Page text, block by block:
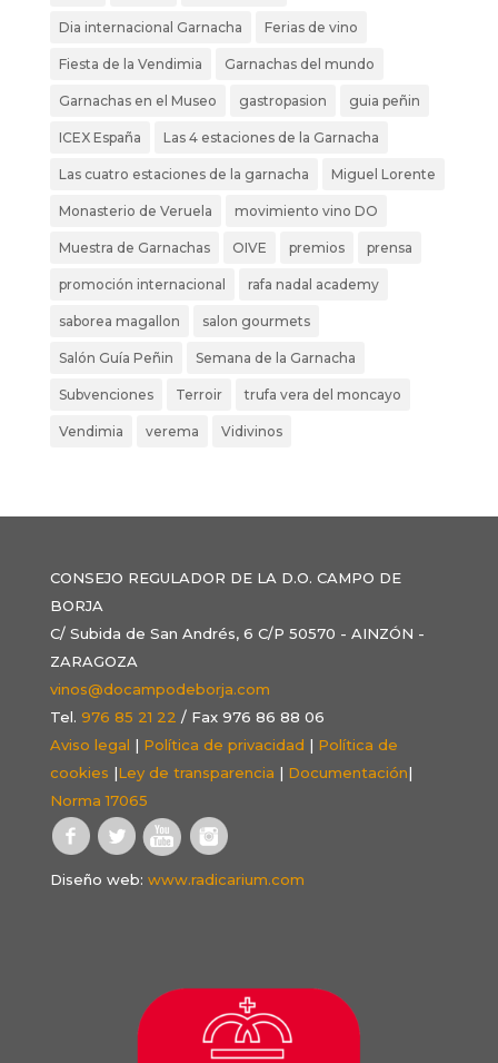
Dia internacional Garnacha Ferias de vino
Fiesta de la Vendimia Garnachas del mundo
Garnachas en el Museo gastropasion guia peñin
ICEX España Las 4 estaciones de la Garnacha
Las cuatro estaciones de la garnacha Miguel Lorente
Monasterio de Veruela movimiento vino DO
Muestra de Garnachas OIVE premios prensa
promoción internacional rafa nadal academy
saborea magallon salon gourmets
Salón Guía Peñin Semana de la Garnacha
Subvenciones Terroir trufa vera del moncayo
Vendimia verema Vidivinos
CONSEJO REGULADOR DE LA D.O. CAMPO DE
BORJA
C/ Subida de San Andrés, 6 C/P 50570 - AINZÓN -
ZARAGOZA
vinos@docampodeborja.com
Tel. 976 85 21 22 / Fax 976 86 88 06
Aviso legal | Política de privacidad | Política de
cookies |Ley de transparencia | Documentación|
Norma 17065
Diseño web: www.radicarium.com